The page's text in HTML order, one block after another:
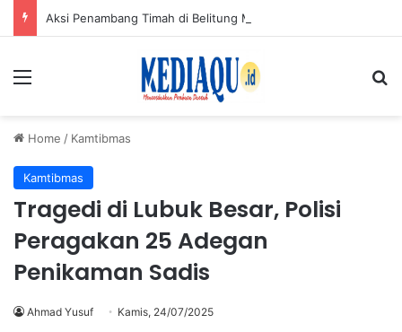
Menu
Home / Kamtibmas
Kamtibmas
Tragedi di Lubuk Besar, Polisi
Peragakan 25 Adegan
Penikaman Sadis
Ahmad Yusuf Kamis, 24/07/2025